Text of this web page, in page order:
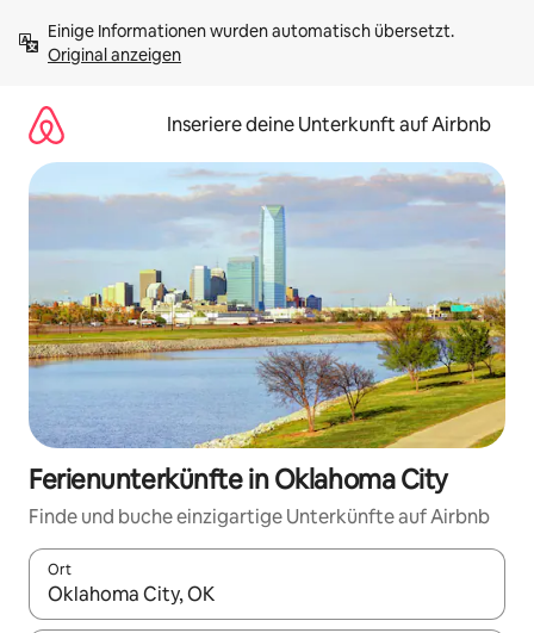
Inhalten
springenOriginal anzeigen
Inseriere deine Unterkunft auf Airbnb
Ferienunterkünfte in Oklahoma City
Finde und buche einzigartige Unterkünfte auf Airbnb
Ort
Wenn Ergebnisse verfügbar sind, navigiere mit den